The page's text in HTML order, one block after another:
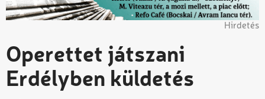
Hirdetés
Operettet játszani
Erdélyben küldetés